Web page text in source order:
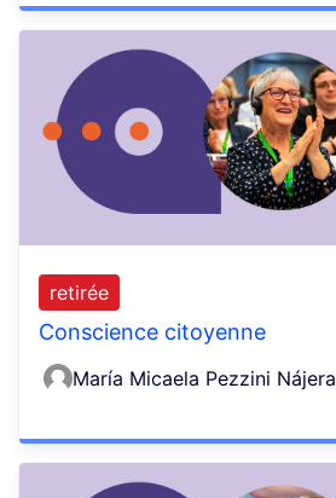
Conscience citoyenne
retirée
María Micaela Pezzini Nájera